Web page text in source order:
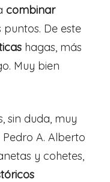
combinar
De este
hagas, más
Muy bien
sin duda, muy
Pedro A. Alberto
y cohetes,